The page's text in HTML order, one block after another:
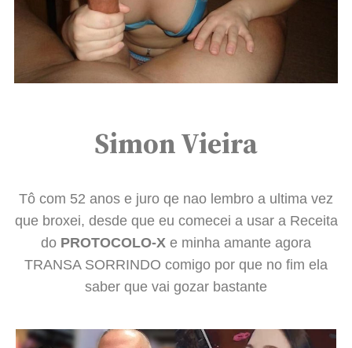
Simon Vieira
Tô com 52 anos e juro qe nao lembro a ultima vez
que broxei, desde que eu comecei a usar a Receita
do PROTOCOLO-X e minha amante agora
TRANSA SORRINDO comigo por que no fim ela
saber que vai gozar bastante